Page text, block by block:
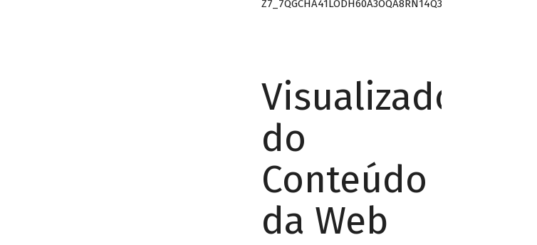
Z7_7QGCHA41LODH60A3OQA8RN14Q3
Visualizador
do
Conteúdo
da Web